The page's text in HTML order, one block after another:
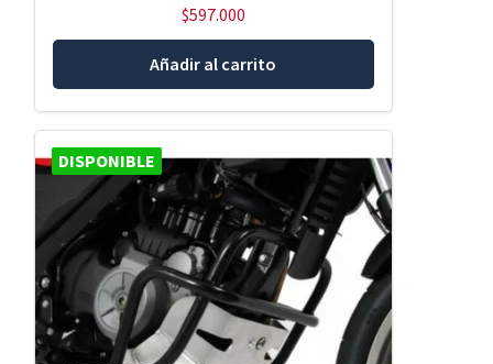
$597.000
Añadir al carrito
DISPONIBLE